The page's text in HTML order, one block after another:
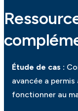
Étude de cas :
avancée a
fonctionner au